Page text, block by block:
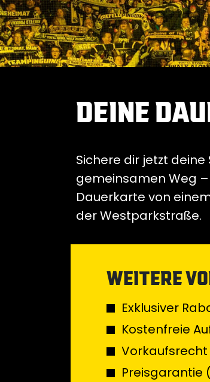
DEINE
Sichere dir jetzt
gemeinsamen Weg
Dauerkarte von
der Westparkstraße.
WEITERE
Exklusiver
Kostenfreie
Preisgarantie